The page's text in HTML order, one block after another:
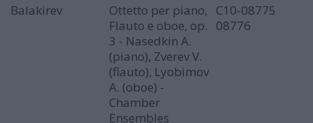
Balakirev
Ottetto per piano,
Flauto e oboe, op.
3 - Nasedkin A.
(piano), Zverev V.
(flauto), Lyobimov
A. (oboe) -
Chamber
Ensembles
C10-08775
08776